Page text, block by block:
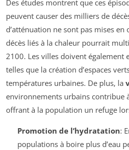
Des études montrent que ces
peuvent causer des milliers de
d’atténuation ne sont pas mises
décès liés à la chaleur pourrait
2100. Les villes doivent également
telles que la création d’espaces
températures urbaines. De plus, la
environnements urbains contribue
offrant à la population un refuge
Promotion de l’hydratation:
populations à boire plus d’eau